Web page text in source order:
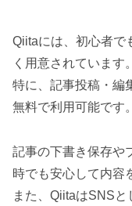
Qiitaには、初心者で
く用意されています。
特に、記事投稿・編
無料で利用可能です。
記事の下書き保存や
時でも安心して内容
また、QiitaはSNS